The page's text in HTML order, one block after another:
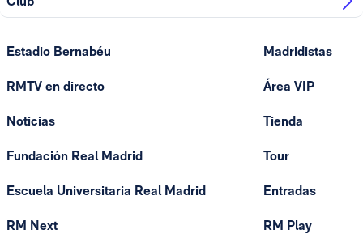
Estadio Bernabéu
RMTV en directo
Noticias
Fundación Real Madrid
Escuela Universitaria Real Madrid
RM Next
Madridistas
Área VIP
Tienda
Tour
Entradas
RM Play